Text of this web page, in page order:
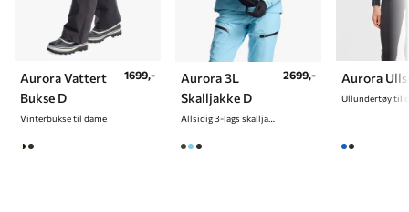
Aurora Vattert
Bukse D
Vinterbukse til dame
1699,-
Aurora 3L
Skalljakke D
Allsidig 3-lags skalljakke til dame
2699,- Aurora
Ullundertøy til